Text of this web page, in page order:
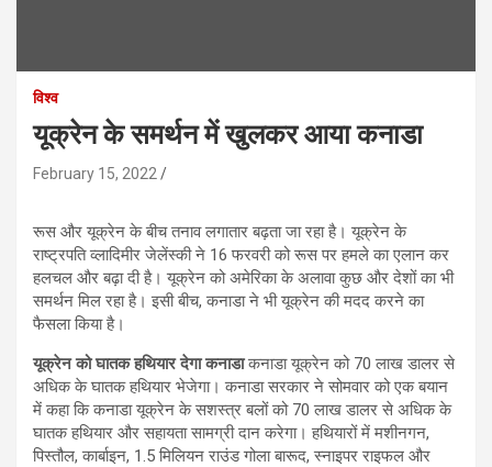
विश्व
यूक्रेन के समर्थन में खुलकर आया कनाडा
February 15, 2022
रूस और यूक्रेन के बीच तनाव लगातार बढ़ता जा रहा है। यूक्रेन के
राष्ट्रपति व्लादिमीर जेलेंस्की ने 16 फरवरी को रूस पर हमले का एलान कर
हलचल और बढ़ा दी है। यूक्रेन को अमेरिका के अलावा कुछ और देशों का भी
समर्थन मिल रहा है। इसी बीच, कनाडा ने भी यूक्रेन की मदद करने का
फैसला किया है।
यूक्रेन को घातक हथियार देगा कनाडाकनाडा यूक्रेन को 70 लाख डालर से
अधिक के घातक हथियार भेजेगा। कनाडा सरकार ने सोमवार को एक बयान
में कहा कि कनाडा यूक्रेन के सशस्त्र बलों को 70 लाख डालर से अधिक के
घातक हथियार और सहायता सामग्री दान करेगा। हथियारों में मशीनगन,
पिस्तौल, कार्बाइन, 1.5 मिलियन राउंड गोला बारूद, स्नाइपर राइफल और